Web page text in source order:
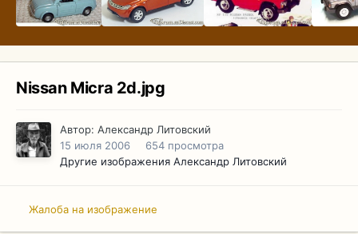
Nissan Micra 2d.jpg
Автор: Александр Литовский
15 июля 2006
654 просмотра
Другие изображения Александр Литовский
Жалоба на изображение